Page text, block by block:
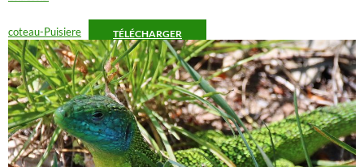
coteau-Puisiere TÉLÉCHARGER